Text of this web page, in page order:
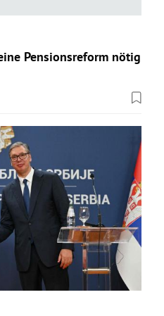
Pensionsreform nötig